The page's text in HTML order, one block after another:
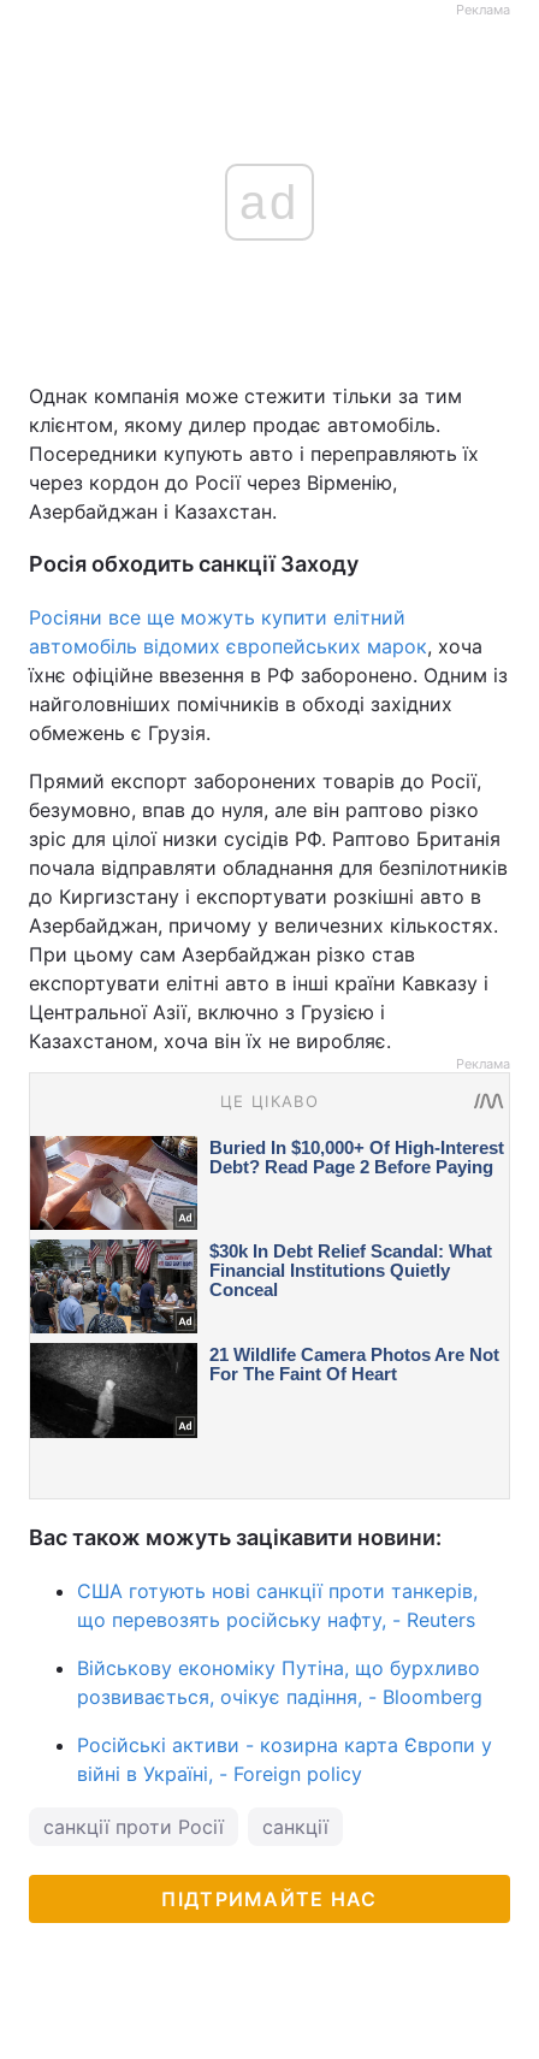
Реклама
ad
Однак компанія може стежити тільки за тим
клієнтом, якому дилер продає автомобіль.
Посередники купують авто і переправляють їх
через кордон до Росії через Вірменію,
Азербайджан і Казахстан.
Росія обходить санкції Заходу
Росіяни все ще можуть купити елітний
автомобіль відомих європейських марок, хоча
їхнє офіційне ввезення в РФ заборонено. Одним із
найголовніших помічників в обході західних
обмежень є Грузія.
Прямий експорт заборонених товарів до Росії,
безумовно, впав до нуля, але він раптово різко
зріс для цілої низки сусідів РФ. Раптово Британія
почала відправляти обладнання для безпілотників
до Киргизстану і експортувати розкішні авто в
Азербайджан, причому у величезних кількостях.
При цьому сам Азербайджан різко став
експортувати елітні авто в інші країни Кавказу і
Центральної Азії, включно з Грузією і
Казахстаном, хоча він їх не виробляє.
Реклама
Вас також можуть зацікавити новини:
США готують нові санкції проти танкерів,
що перевозять російську нафту, - Reuters
Військову економіку Путіна, що бурхливо
розвивається, очікує падіння, - Bloomberg
Російські активи - козирна карта Європи у
війні в Україні, - Foreign policy
санкції проти Росії санкції
ПІДТРИМАЙТЕ НАС